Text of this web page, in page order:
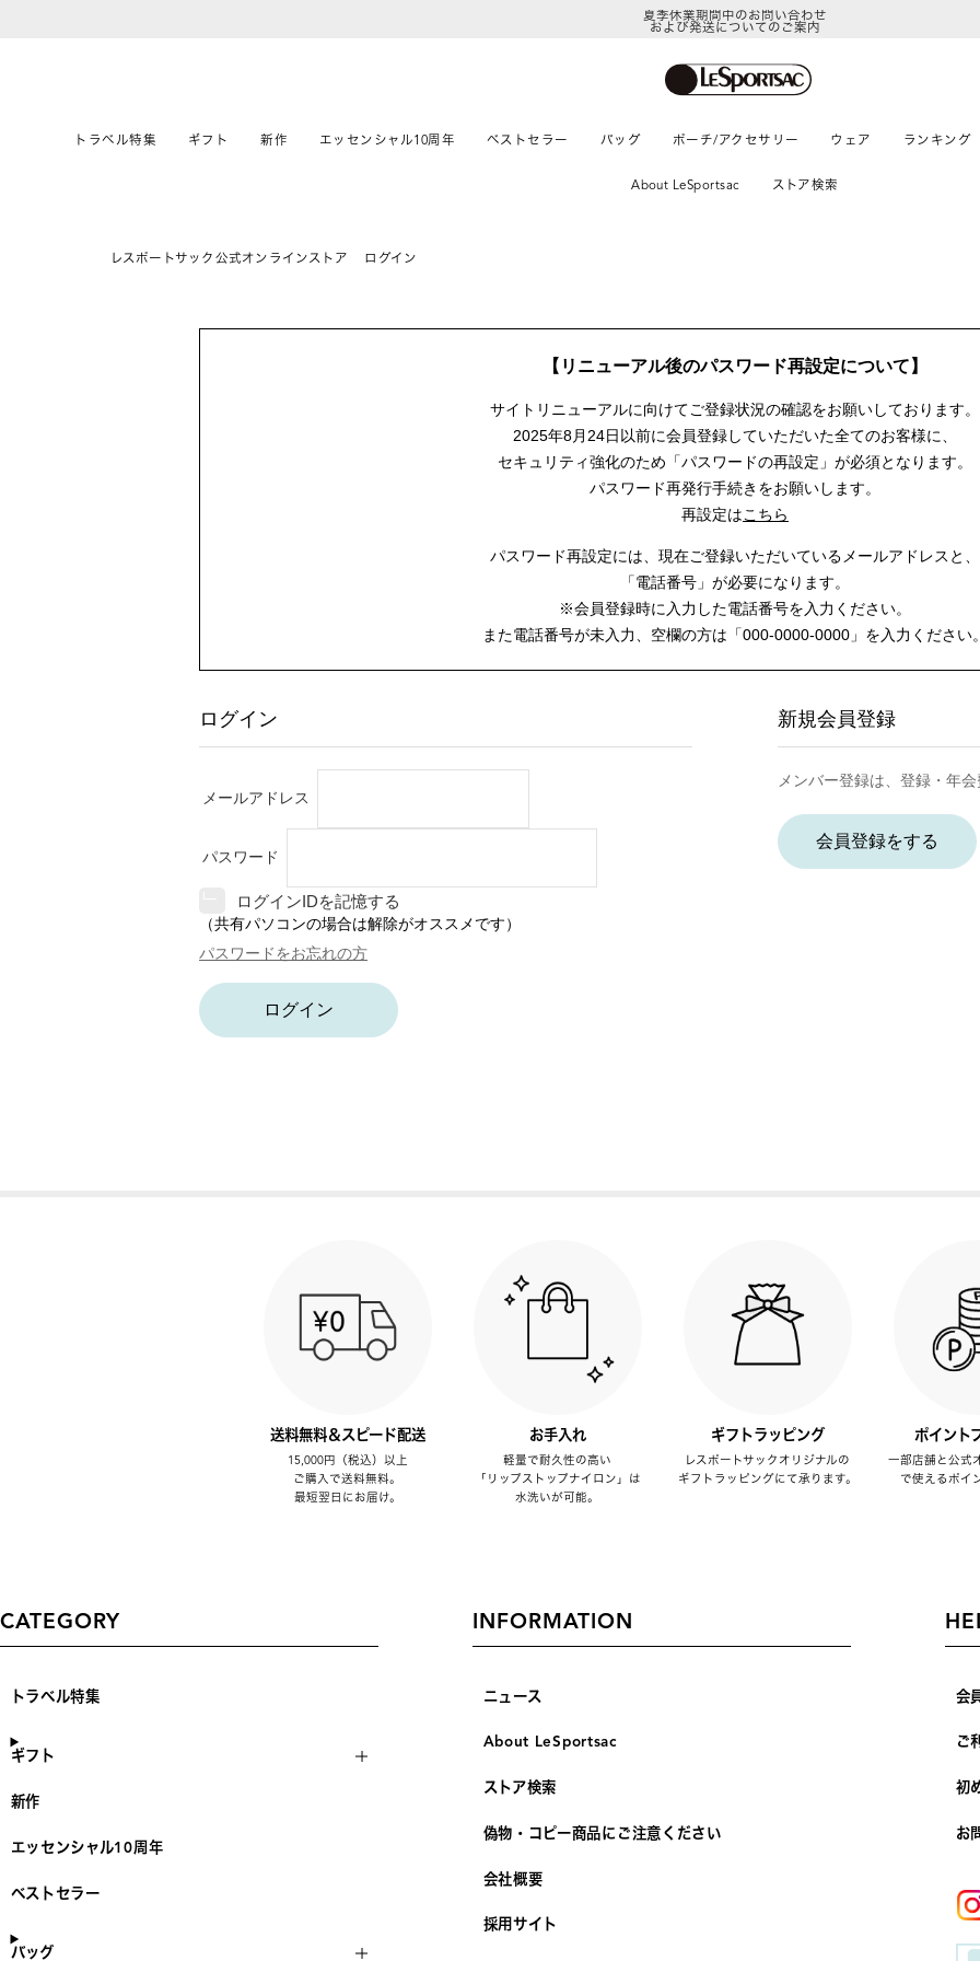
夏季休業期間中のお問い合わせ
および発送についてのご案内
トラベル特集 ギフト 新作 エッセンシャル10周年 ベストセラー バッグ ポーチ/アクセサリー ウェア ランキング
About LeSportsac ストア検索
レスポートサック公式オンラインストア ログイン
【リニューアル後のパスワード再設定について】
サイトリニューアルに向けてご登録状況の確認をお願いしております。
2025年8月24日以前に会員登録していただいた全てのお客様に、
セキュリティ強化のため「パスワードの再設定」が必須となります。
パスワード再発行手続きをお願いします。
再設定はこちら
パスワード再設定には、 現在ご登録いただいているメールアドレスと、
「電話番号」が必要になります。
※会員登録時に入力した電話番号を入力ください。
また電話番号が未入力、空欄の方は 「000-0000-0000」を入力ください。
ログイン
メールアドレス
パスワード
ログインIDを記憶する
（共有パソコンの場合は解除がオススメです）
パスワードをお忘れの方
ログイン
新規会員登録
メンバー登録は、登録・年会
会員登録をする
送料無料＆スピード配送
15,000円（税込）以上
ご購入で送料無料。
最短翌日にお届け。
お手入れ
軽量で耐久性の高い
「リップストップナイロン」は
水洗いが可能。
ギフトラッピング
レスポートサックオリジナルの
ギフトラッピングにて承ります。
ポイント
一部店舗と公式
で使えるポイ
CATEGORY
トラベル特集
ギフト
新作
エッセンシャル10周年
ベストセラー
バッグ
INFORMATION
ニュース
About LeSportsac
ストア検索
偽物・コピー商品にご注意ください
会社概要
採用サイト
会
ご
初
お